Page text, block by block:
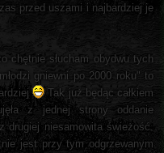
przed uszami i najbardziej je
chętnie słucham obydwu tych
gniewni po 2000 roku" to
Tak już będąc całkiem
z jednej strony oddanie
drugiej niesamowita świeżość.
jest przy tym odgrzewanym